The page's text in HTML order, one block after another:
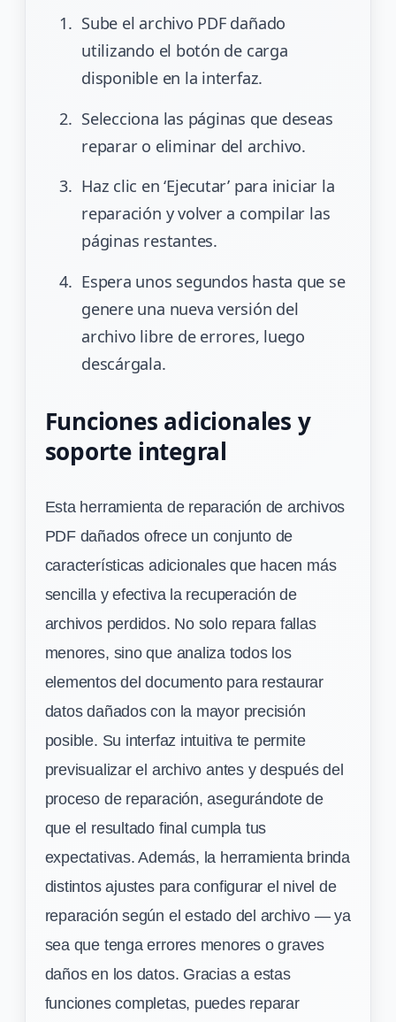
Sube el archivo PDF dañado
utilizando el botón de carga
disponible en la interfaz.
Selecciona las páginas que deseas
reparar o eliminar del archivo.
Haz clic en ‘Ejecutar’ para iniciar la
reparación y volver a compilar las
páginas restantes.
Espera unos segundos hasta que se
genere una nueva versión del
archivo libre de errores, luego
descárgala.
Funciones adicionales y
soporte integral
Esta herramienta de reparación de archivos
PDF dañados ofrece un conjunto de
características adicionales que hacen más
sencilla y efectiva la recuperación de
archivos perdidos. No solo repara fallas
menores, sino que analiza todos los
elementos del documento para restaurar
datos dañados con la mayor precisión
posible. Su interfaz intuitiva te permite
previsualizar el archivo antes y después del
proceso de reparación, asegurándote de
que el resultado final cumpla tus
expectativas. Además, la herramienta brinda
distintos ajustes para configurar el nivel de
reparación según el estado del archivo — ya
sea que tenga errores menores o graves
daños en los datos. Gracias a estas
funciones completas, puedes reparar